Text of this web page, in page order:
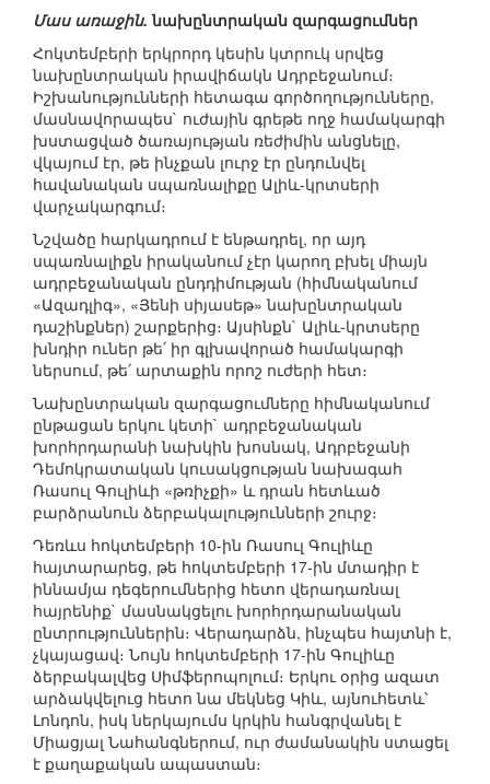
Մաս առաջին. նախընտրական զարգացումներ
Հոկտեմբերի երկրորդ կեսին կտրուկ սրվեց
նախընտրական իրավիճակն Ադրբեջանում։
Իշխանությունների հետագա գործողությունները,
մասնավորապես` ուժային գրեթե ողջ համակարգի
խստացված ծառայության ռեժիմին անցնելը,
վկայում էր, թե ինչքան լուրջ էր ընդունվել
հավանական սպառնալիքը Ալիև-կրտսերի
վարչակարգում։
Նշվածը հարկադրում է ենթադրել, որ այդ
սպառնալիքն իրականում չէր կարող բխել միայն
ադրբեջանական ընդդիմության (հիմնականում
«Ազադլիգ», «Յենի սիյասեթ» նախընտրական
դաշինքներ) շարքերից։ Այսինքն` Ալիև-կրտսերը
խնդիր ուներ թե՛ իր գլխավորած համակարգի
ներսում, թե՛ արտաքին որոշ ուժերի հետ։
Նախընտրական զարգացումները հիմնականում
ընթացան երկու կետի` ադրբեջանական
խորհրդարանի նախկին խոսնակ, Ադրբեջանի
Դեմոկրատական կուսակցության նախագահ
Ռասուլ Գուլիևի «թռիչքի» և դրան հետևած
բարձրանուն ձերբակալությունների շուրջ։
Դեռևս հոկտեմբերի 10-ին Ռասուլ Գուլիևը
հայտարարեց, թե հոկտեմբերի 17-ին մտադիր է
իննամյա դեգերումներից հետո վերադառնալ
հայրենիք` մասնակցելու խորհրդարանական
ընտրություններին։ Վերադարձն, ինչպես հայտնի է,
չկայացավ։ Նույն հոկտեմբերի 17-ին Գուլիևը
ձերբակալվեց Սիմֆերոպոլում։ Երկու օրից ազատ
արձակվելուց հետո նա մեկնեց Կիև, այնուհետև՝
Լոնդոն, իսկ ներկայումս կրկին հանգրվանել է
Միացյալ Նահանգներում, ուր ժամանակին ստացել
է քաղաքական ապաստան։